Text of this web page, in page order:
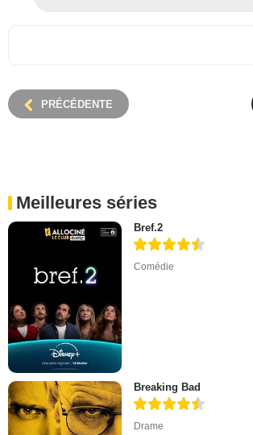
PRÉCÉDENTE
Meilleures séries
Bref.2
Comédie
Breaking Bad
Drame